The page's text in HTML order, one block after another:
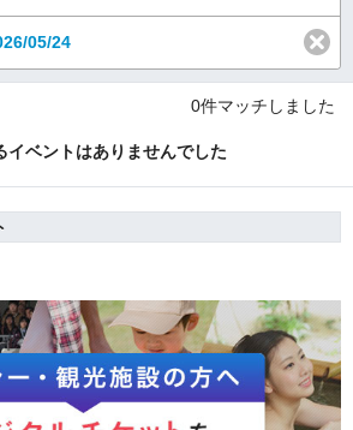
05/24
0件マッチしました
イベントはありませんでした